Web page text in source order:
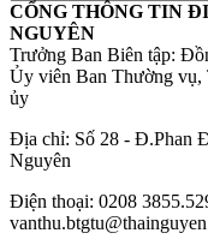
CỔNG THÔNG TIN
NGUYÊN
Trưởng Ban Biên tập:
Ủy viên Ban Thường vụ,
ủy
Địa chỉ: Số 28 - Đ.Phan
Nguyên
Điện thoại: 0208